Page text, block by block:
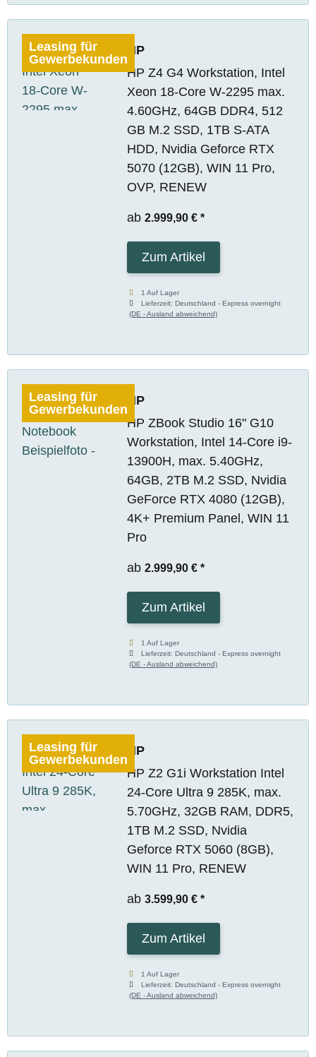
Leasing für
Gewerbekunden
HP
HP Z4 G4 Workstation, Intel
Xeon 18-Core W-2295 max.
4.60GHz, 64GB DDR4, 512
GB M.2 SSD, 1TB S-ATA
HDD, Nvidia Geforce RTX
5070 (12GB), WIN 11 Pro,
OVP, RENEW
ab 2.999,90 € *
Zum Artikel
1 Auf Lager
Lieferzeit:Deutschland - Express overnight
(DE - Ausland abweichend)
Leasing für
Gewerbekunden
HP
HP ZBook Studio 16" G10
Workstation, Intel 14-Core i9-
13900H, max. 5.40GHz,
64GB, 2TB M.2 SSD, Nvidia
GeForce RTX 4080 (12GB),
4K+ Premium Panel, WIN 11
Pro
ab 2.999,90 € *
Zum Artikel
1 Auf Lager
Lieferzeit:Deutschland - Express overnight
(DE - Ausland abweichend)
Leasing für
Gewerbekunden
HP
HP Z2 G1i Workstation Intel
24-Core Ultra 9 285K, max.
5.70GHz, 32GB RAM, DDR5,
1TB M.2 SSD, Nvidia
Geforce RTX 5060 (8GB),
WIN 11 Pro, RENEW
ab 3.599,90 € *
Zum Artikel
1 Auf Lager
Lieferzeit:Deutschland - Express overnight
(DE - Ausland abweichend)